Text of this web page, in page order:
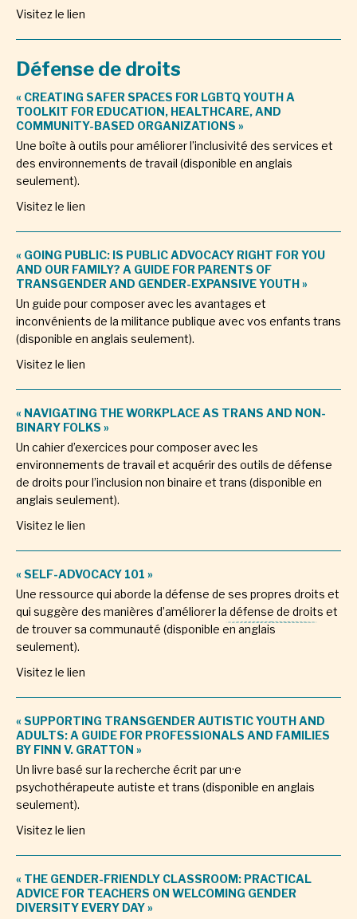
Visitez le lien
Défense de droits
« CREATING SAFER SPACES FOR LGBTQ YOUTH A
TOOLKIT FOR EDUCATION, HEALTHCARE, AND
COMMUNITY-BASED ORGANIZATIONS »
Une boîte à outils pour améliorer l’inclusivité des services et
des environnements de travail (disponible en anglais
seulement).
Visitez le lien
« GOING PUBLIC: IS PUBLIC ADVOCACY RIGHT FOR YOU
AND OUR FAMILY? A GUIDE FOR PARENTS OF
TRANSGENDER AND GENDER-EXPANSIVE YOUTH »
Un guide pour composer avec les avantages et
inconvénients de la militance publique avec vos enfants trans
(disponible en anglais seulement).
Visitez le lien
« NAVIGATING THE WORKPLACE AS TRANS AND NON-
BINARY FOLKS »
Un cahier d’exercices pour composer avec les
environnements de travail et acquérir des outils de défense
de droits pour l’inclusion non binaire et trans (disponible en
anglais seulement).
Visitez le lien
« SELF-ADVOCACY 101 »
Une ressource qui aborde la défense de ses propres droits et
qui suggère des manières d’améliorer la défense de droits et
de trouver sa communauté (disponible en anglais
seulement).
Visitez le lien
« SUPPORTING TRANSGENDER AUTISTIC YOUTH AND
ADULTS: A GUIDE FOR PROFESSIONALS AND FAMILIES
BY FINN V. GRATTON »
Un livre basé sur la recherche écrit par un·e
psychothérapeute autiste et trans (disponible en anglais
seulement).
Visitez le lien
« THE GENDER-FRIENDLY CLASSROOM: PRACTICAL
ADVICE FOR TEACHERS ON WELCOMING GENDER
DIVERSITY EVERY DAY »